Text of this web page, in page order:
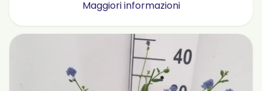
Maggiori informazioni